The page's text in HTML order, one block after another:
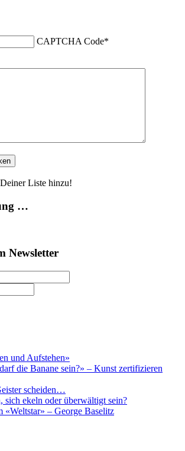
CAPTCHA Code*
Liste hinzu!
…
Newsletter
und Aufstehen»
die Banane sein?» – Kunst zertifizieren
scheiden…
sich ekeln oder überwältigt sein?
«Weltstar» – George Baselitz